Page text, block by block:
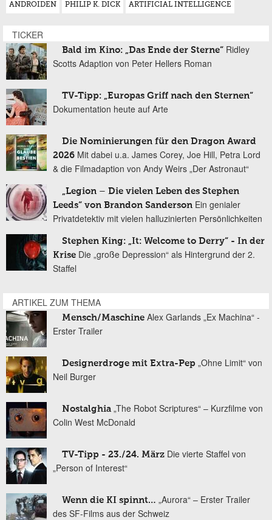
ANDROIDEN PHILIP K. DICK ARTIFICIAL INTELLIGENCE
TICKER
Bald im Kino: „Das Ende der Sterne“ Ridley
Scotts Adaption von Peter Hellers Roman
TV-Tipp: „Europas Griff nach den Sternen“
Dokumentation heute auf Arte
Die Nominierungen für den Dragon Award
2026 Mit dabei u.a. James Corey, Joe Hill, Petra Lord
& die Filmadaption von Andy Weirs „Der Astronaut“
„Legion – Die vielen Leben des Stephen
Leeds“ von Brandon Sanderson Ein genialer
Privatdetektiv mit vielen halluzinierten Persönlichkeiten
Stephen King: „It: Welcome to Derry“ - In der
Krise Die „große Depression“ als Hintergrund der 2.
Staffel
ARTIKEL ZUM THEMA
Mensch/Maschine Alex Garlands „Ex Machina“ -
Erster Trailer
Designerdroge mit Extra-Pep „Ohne Limit“ von
Neil Burger
Nostalghia „The Robot Scriptures“ – Kurzfilme von
Colin West McDonald
TV-Tipp - 23./24. März Die vierte Staffel von
„Person of Interest“
Wenn die KI spinnt… „Aurora“ – Erster Trailer
des SF-Films aus der Schweiz